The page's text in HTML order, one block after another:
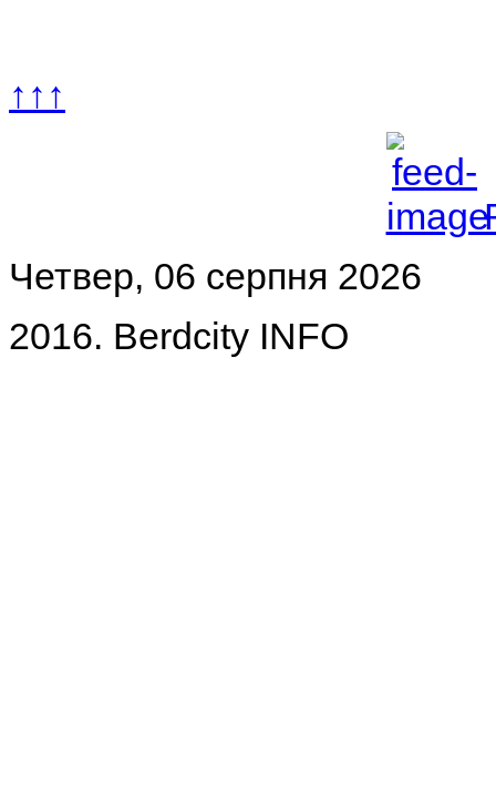
↑↑↑
Четвер, 06 серпня 2026
2016. Berdcity INFO